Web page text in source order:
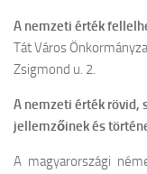
A nemzeti érték
Tát Város
Zsigmond u. 2.
A nemzeti érték rövid,
jellemzőinek és
A magyarországi